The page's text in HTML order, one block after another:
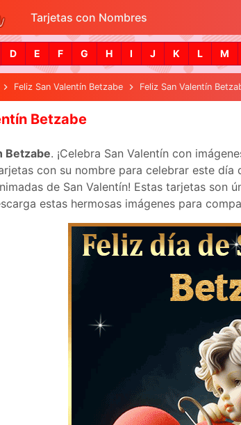
Tarjetas con Nombres
D E F G H I J K L M
Feliz San Valentín Betzabe Feliz San Valentín
Betzabe
Betzabe. ¡Celebra San Valentín con
con su nombre para celebrar este
de San Valentín! Estas tarjetas son
estas hermosas imágenes para